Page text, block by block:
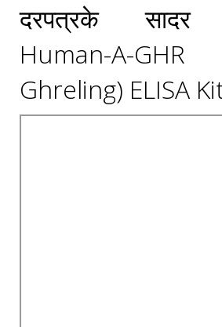
दरपत्रके सादर
Human-A-
Ghreling) ELISA